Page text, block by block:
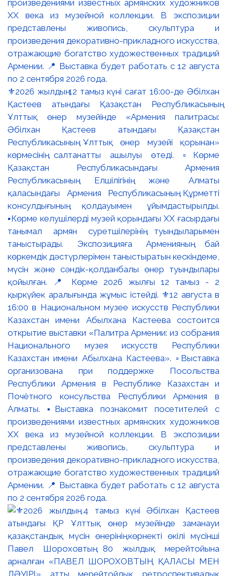
⚜️2026 жылдың 12 тамыз күні сағат 16:00-де Әбілхан
Қастеев атындағы Қазақстан Республикасының
Ұлттық өнер музейінде «Армения палитрасы:
Әбілхан Қастеев атындағы Қазақстан
Республикасының Ұлттық өнер музейі қорынан»
көрмесінің салтанатты ашылуы өтеді. ▫️Көрме
Қазақстан Республикасындағы Армения
Республикасының Елшілігінің және Алматы
қаласындағы Армения Республикасының Құрметті
консулдығының қолдауымен ұйымдастырылды.
▪️Көрме келушілерді музей қорындағы ХХ ғасырдағы
танымал армян суретшілерінің туындыларымен
таныстырады. Экспозицияға Арменияның бай
көркемдік дәстүрлерімен таныстыратын кескіндеме,
мүсін және сәндік-қолданбалы өнер туындылары
қойылған. 📍 Көрме 2026 жылғы 12 тамыз - 2
қыркүйек аралығында жұмыс істейді. ⚜️12 августа в
16:00 в Национальном музее искусств Республики
Казахстан имени Абылхана Кастеева состоится
открытие выставки «Палитра Армении: из собрания
Национального музея искусств Республики
Казахстан имени Абылхана Кастеева». ▫️Выставка
организована при поддержке Посольства
Республики Армения в Республике Казахстан и
Почётного консульства Республики Армения в
Алматы. ▪️Выставка познакомит посетителей с
произведениями известных армянских художников
XX века из музейной коллекции. В экспозиции
представлены живопись, скульптура и
произведения декоративно-прикладного искусства,
отражающие богатство художественных традиций
Армении. 📍 Выставка будет работать с 12 августа
по 2 сентября 2026 года.